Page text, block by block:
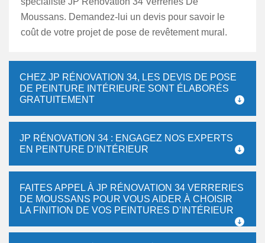
Moussans. Demandez-lui un devis pour savoir le
coût de votre projet de pose de revêtement mural.
CHEZ JP RÉNOVATION 34, LES DEVIS DE POSE
DE PEINTURE INTÉRIEURE SONT ÉLABORÉS
GRATUITEMENT
JP RÉNOVATION 34 : ENGAGEZ NOS EXPERTS
EN PEINTURE D’INTÉRIEUR
FAITES APPEL À JP RÉNOVATION 34 VERRERIES
DE MOUSSANS POUR VOUS AIDER À CHOISIR
LA FINITION DE VOS PEINTURES D’INTÉRIEUR